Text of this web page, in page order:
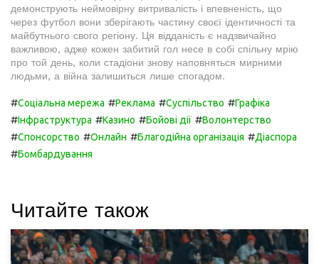
демонструють неймовірну витривалість і впевненість, що
через футбол вони зберігають частину своєї ідентичності та
майбутнього свого регіону. Ця відданість є надзвичайно
важливою, адже кожен забитий гол несе в собі спільну мрію
про той день, коли стадіони знову наповняться мирними
людьми, а війна залишиться лише спогадом.
#Соціальна мережа #Реклама #Суспільство #Графіка
#Інфраструктура #Казино #Бойові дії #Волонтерство
#Спонсорство #Онлайн #Благодійна організація #Діаспора
#Бомбардування
Читайте також